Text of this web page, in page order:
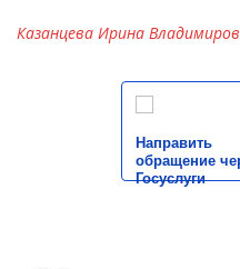
Казанцева Ирина
Направить
обращение
Госуслуги